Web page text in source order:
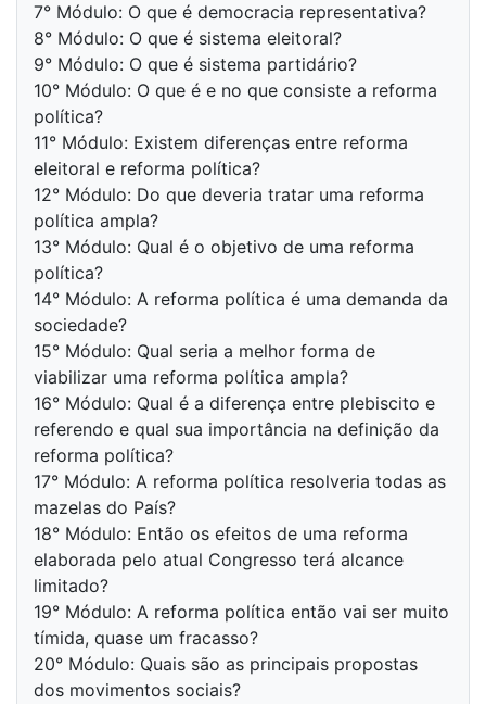
7° Módulo: O que é democracia representativa?
8° Módulo: O que é sistema eleitoral?
9° Módulo: O que é sistema partidário?
10° Módulo: O que é e no que consiste a reforma
política?
11° Módulo: Existem diferenças entre reforma
eleitoral e reforma política?
12° Módulo: Do que deveria tratar uma reforma
política ampla?
13° Módulo: Qual é o objetivo de uma reforma
política?
14° Módulo: A reforma política é uma demanda da
sociedade?
15° Módulo: Qual seria a melhor forma de
viabilizar uma reforma política ampla?
16° Módulo: Qual é a diferença entre plebiscito e
referendo e qual sua importância na definição da
reforma política?
17° Módulo: A reforma política resolveria todas as
mazelas do País?
18° Módulo: Então os efeitos de uma reforma
elaborada pelo atual Congresso terá alcance
limitado?
19° Módulo: A reforma política então vai ser muito
tímida, quase um fracasso?
20° Módulo: Quais são as principais propostas
dos movimentos sociais?